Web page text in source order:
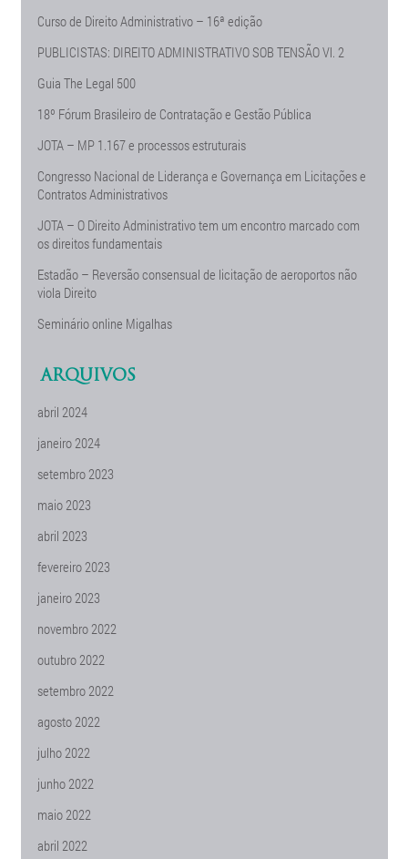
Curso de Direito Administrativo – 16ª edição
PUBLICISTAS: DIREITO ADMINISTRATIVO SOB TENSÃO Vl. 2
Guia The Legal 500
18º Fórum Brasileiro de Contratação e Gestão Pública
JOTA – MP 1.167 e processos estruturais
Congresso Nacional de Liderança e Governança em Licitações e
Contratos Administrativos
JOTA – O Direito Administrativo tem um encontro marcado com
os direitos fundamentais
Estadão – Reversão consensual de licitação de aeroportos não
viola Direito
Seminário online Migalhas
ARQUIVOS
abril 2024
janeiro 2024
setembro 2023
maio 2023
abril 2023
fevereiro 2023
janeiro 2023
novembro 2022
outubro 2022
setembro 2022
agosto 2022
julho 2022
junho 2022
maio 2022
abril 2022